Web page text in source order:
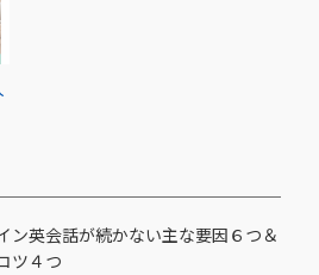
ン英会話が続かない主な要因６つ＆
ツ４つ